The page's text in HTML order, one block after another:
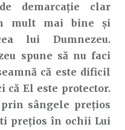
demarcație clar
mult mai bine și
lui Dumnezeu.
spune să nu faci
că este dificil
că El este protector.
sângele prețios
prețios în ochii Lui